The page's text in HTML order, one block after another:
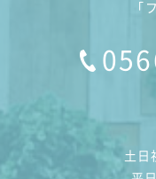
「
土日